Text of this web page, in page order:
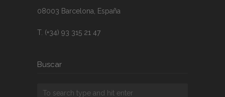
08003 Barcelona, España
T. (+34) 93 315 21 47
Buscar